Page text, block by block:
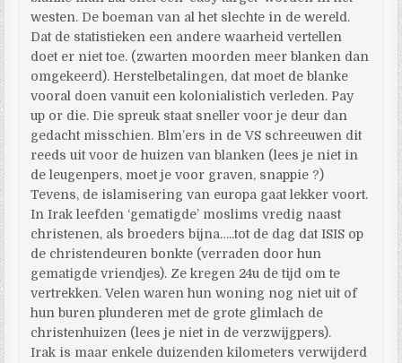
westen. De boeman van al het slechte in de wereld.
Dat de statistieken een andere waarheid vertellen
doet er niet toe. (zwarten moorden meer blanken dan
omgekeerd). Herstelbetalingen, dat moet de blanke
vooral doen vanuit een kolonialistich verleden. Pay
up or die. Die spreuk staat sneller voor je deur dan
gedacht misschien. Blm’ers in de VS schreeuwen dit
reeds uit voor de huizen van blanken (lees je niet in
de leugenpers, moet je voor graven, snappie ?)
Tevens, de islamisering van europa gaat lekker voort.
In Irak leefden ‘gematigde’ moslims vredig naast
christenen, als broeders bijna…..tot de dag dat ISIS op
de christendeuren bonkte (verraden door hun
gematigde vriendjes). Ze kregen 24u de tijd om te
vertrekken. Velen waren hun woning nog niet uit of
hun buren plunderen met de grote glimlach de
christenhuizen (lees je niet in de verzwijgpers).
Irak is maar enkele duizenden kilometers verwijderd